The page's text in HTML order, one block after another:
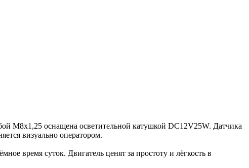
M8x1,25 оснащена осветительной катушкой DC12V25W. Датчика
визуально оператором.
время суток. Двигатель ценят за простоту и лёгкость в